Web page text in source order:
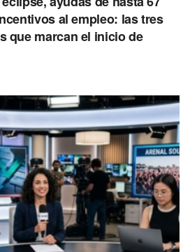
al empleo: las tres
que marcan el inicio de